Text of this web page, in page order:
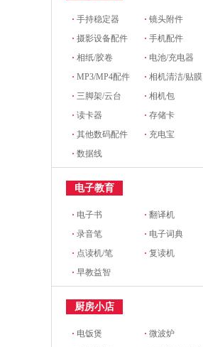
·手持稳定器 ·镜头附件
·摄影设备配件 ·手机配件
·相纸/胶卷 · 电池/充电器
·MP3/MP4配件 ·相机清洁/贴膜
·三脚架/云台 ·相机包
·读卡器 ·存储卡
·其他数码配件 · 充电宝
·数据线
电子教育
· 电子书 ·翻译机
·录音笔 · 电子词典
· 点读机/笔 ·复读机
·早教益智
厨房小店
· 电饭煲 ·微波炉